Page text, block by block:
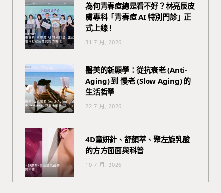
為何青春痘總是看不好？林亮辰皮
膚專科「青春痘 AI 特別門診」正
式上線！
31 7 月, 2026
醫美的新顯學：從抗衰老 (Anti-
Aging) 到 慢老 (Slow Aging) 的
生活哲學
22 7 月, 2026
4D童妍針、舒顏萃、聚左旋乳酸
的方方面面與科普
10 7 月, 2026